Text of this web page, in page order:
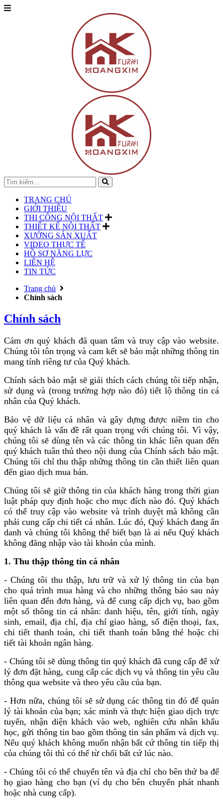
TRANG CHỦ
GIỚI THIỆU
THI CÔNG NỘI THẤT
THIẾT KẾ NỘI THẤT
XƯỞNG SẢN XUẤT
VIDEO THỰC TẾ
HỒ SƠ NĂNG LỰC
LIÊN HỆ
TIN TỨC
Trang chủ
Chính sách
Chính sách
Cám ơn quý khách đã quan tâm và truy cập vào website.
Chúng tôi tôn trọng và cam kết sẽ bảo mật những thông tin
mang tính riêng tư của Quý khách.
Chính sách bảo mật sẽ giải thích cách chúng tôi tiếp nhận,
sử dụng và (trong trường hợp nào đó) tiết lộ thông tin cá
nhân của Quý khách.
Bảo vệ dữ liệu cá nhân và gây dựng được niềm tin cho
quý khách là vấn đề rất quan trọng với chúng tôi. Vì vậy,
chúng tôi sẽ dùng tên và các thông tin khác liên quan đến
quý khách tuân thủ theo nội dung của Chính sách bảo mật.
Chúng tôi chỉ thu thập những thông tin cần thiết liên quan
đến giao dịch mua bán.
Chúng tôi sẽ giữ thông tin của khách hàng trong thời gian
luật pháp quy định hoặc cho mục đích nào đó. Quý khách
có thể truy cập vào website và trình duyệt mà không cần
phải cung cấp chi tiết cá nhân. Lúc đó, Quý khách đang ẩn
danh và chúng tôi không thể biết bạn là ai nếu Quý khách
không đăng nhập vào tài khoản của mình.
1. Thu thập thông tin cá nhân
- Chúng tôi thu thập, lưu trữ và xử lý thông tin của bạn
cho quá trình mua hàng và cho những thông báo sau này
liên quan đến đơn hàng, và để cung cấp dịch vụ, bao gồm
một số thông tin cá nhân: danh hiệu, tên, giới tính, ngày
sinh, email, địa chỉ, địa chỉ giao hàng, số điện thoại, fax,
chi tiết thanh toán, chi tiết thanh toán bằng thẻ hoặc chi
tiết tài khoản ngân hàng.
- Chúng tôi sẽ dùng thông tin quý khách đã cung cấp để xử
lý đơn đặt hàng, cung cấp các dịch vụ và thông tin yêu cầu
thông qua website và theo yêu cầu của bạn.
- Hơn nữa, chúng tôi sẽ sử dụng các thông tin đó để quản
lý tài khoản của bạn; xác minh và thực hiện giao dịch trực
tuyến, nhận diện khách vào web, nghiên cứu nhân khẩu
học, gửi thông tin bao gồm thông tin sản phẩm và dịch vụ.
Nếu quý khách không muốn nhận bất cứ thông tin tiếp thị
của chúng tôi thì có thể từ chối bất cứ lúc nào.
- Chúng tôi có thể chuyển tên và địa chỉ cho bên thứ ba để
họ giao hàng cho bạn (ví dụ cho bên chuyển phát nhanh
hoặc nhà cung cấp).